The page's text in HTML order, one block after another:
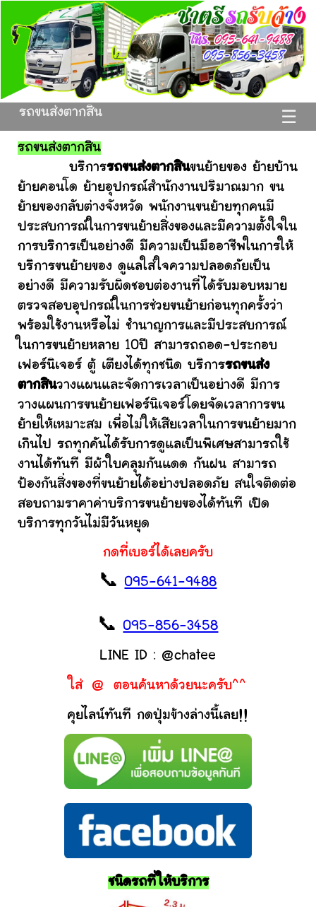
☰
รถขนส่งตากสิน
รถขนส่งตากสิน
บริการรถขนส่งตากสินขนย้ายของ ย้ายบ้าน
ย้ายคอนโด ย้ายอุปกรณ์สำนักงานปริมาณมาก ขน
ย้ายของกลับต่างจังหวัด พนักงานขนย้ายทุกคนมี
ประสบการณ์ในการขนย้ายสิ่งของและมีความตั้งใจใน
การบริการเป็นอย่างดี มีความเป็นมืออาชีพในการให้
บริการขนย้ายของ ดูแลใส่ใจความปลอดภัยเป็น
อย่างดี มีความรับผิดชอบต่องานที่ได้รับมอบหมาย
ตรวจสอบอุปกรณ์ในการช่วยขนย้ายก่อนทุกครั้งว่า
พร้อมใช้งานหรือไม่ ชำนาญการและมีประสบการณ์
ในการขนย้ายหลาย 10ปี สามารถถอด-ประกอบ
เฟอร์นิเจอร์ ตู้ เตียงได้ทุกชนิด บริการรถขนส่ง
ตากสินวางแผนและจัดการเวลาเป็นอย่างดี มีการ
วางแผนการขนย้ายเฟอร์นิเจอร์โดยจัดเวลาการขน
ย้ายให้เหมาะสม เพื่อไม่ให้เสียเวลาในการขนย้ายมาก
เกินไป รถทุกคันได้รับการดูแลเป็นพิเศษสามารถใช้
งานได้ทันที มีผ้าใบคลุมกันแดด กันฝน สามารถ
ป้องกันสิ่งของที่ขนย้ายได้อย่างปลอดภัย สนใจติดต่อ
สอบถามราคาค่าบริการขนย้ายของได้ทันที เปิด
บริการทุกวันไม่มีวันหยุด
กดที่เบอร์ได้เลยครับ
📞095-641-9488
📞095-856-3458
LINE ID : @chatee
ใส่ @ ตอนค้นหาด้วยนะครับ^^
คุยไลน์ทันที กดปุ่มข้างล่างนี้เลย!!
ชนิดรถที่ให้บริการ